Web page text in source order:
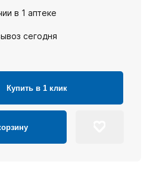
в 1 аптеке
сегодня
Купить в 1 клик